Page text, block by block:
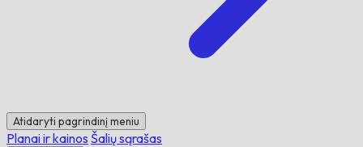
Atidaryti pagrindinį meniu
Planai ir kainos Šalių sąrašas